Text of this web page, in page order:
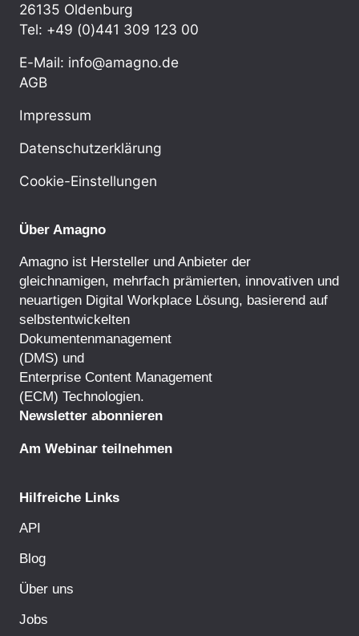
26135 Oldenburg
Tel: +49 (0)441 309 123 00
E-Mail: info@amagno.de
AGB
Impressum
Datenschutzerklärung
Cookie-Einstellungen
Über Amagno
Amagno ist Hersteller und Anbieter der
gleichnamigen, mehrfach prämierten, innovativen und
neuartigen Digital Workplace Lösung, basierend auf
selbstentwickelten
Dokumentenmanagement
(DMS) und
Enterprise Content Management
(ECM) Technologien.
Newsletter abonnieren
Am Webinar teilnehmen
Hilfreiche Links
API
Blog
Über uns
Jobs